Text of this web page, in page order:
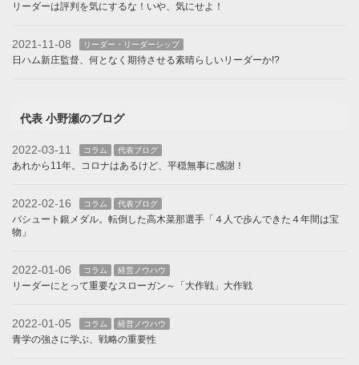
リーダーは評判を気にするな！いや、気にせよ！
2021-11-08 リーダー・リーダーシップ
日ハム新庄監督、何となく期待させる素晴らしいリーダーか!?
代表 小野瀬のブログ
2022-03-11 コラム 代表ブログ
あれから11年。コロナはあるけど、平穏無事に感謝！
2022-02-16 コラム 代表ブログ
パシュート銀メダル。転倒した高木菜那選手「４人で歩んできた４年間は宝
物」
2022-01-06 コラム 経営ノウハウ
リーダーにとって重要なスローガン～「大作戦」大作戦
2022-01-05 コラム 経営ノウハウ
青学の強さに学ぶ、戦略の重要性